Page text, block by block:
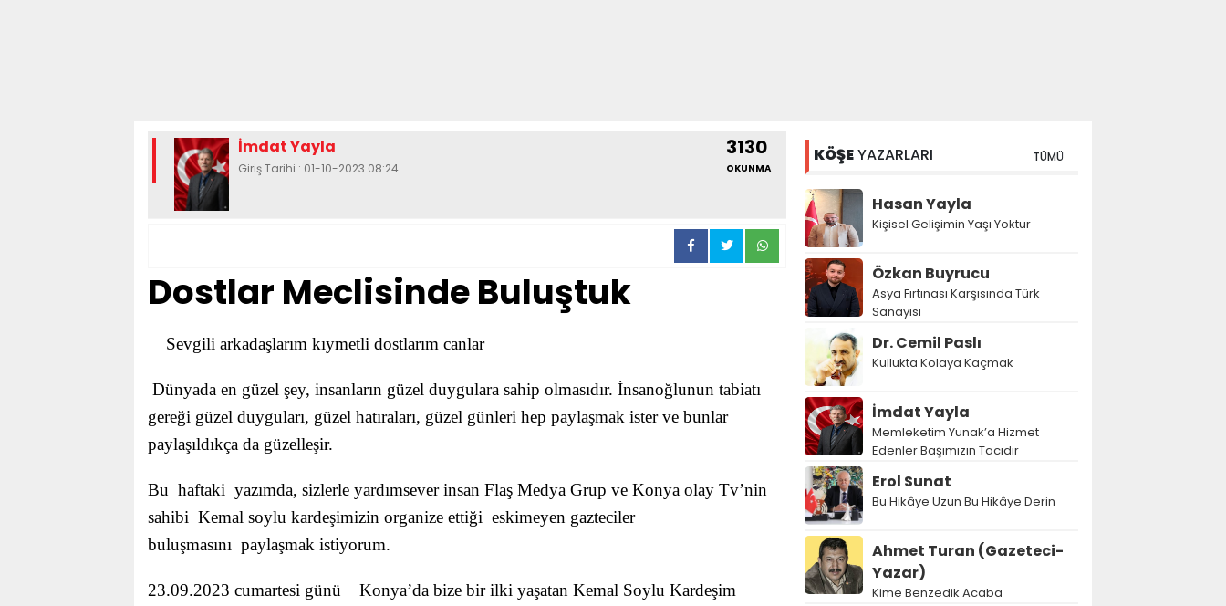
İmdat Yayla
Giriş Tarihi : 01-10-2023 08:24
3130
OKUNMA
Dostlar Meclisinde Buluştuk
Sevgili arkadaşlarım kıymetli dostlarım canlar
Dünyada en güzel şey, insanların güzel duygulara sahip olmasıdır. İnsanoğlunun tabiatı
gereği güzel duyguları, güzel hatıraları, güzel günleri hep paylaşmak ister ve bunlar
paylaşıldıkça da güzelleşir.
Bu haftaki yazımda, sizlerle yardımsever insan Flaş Medya Grup ve Konya olay Tv’nin
sahibi Kemal soylu kardeşimizin organize ettiği eskimeyen gazteciler
buluşmasını paylaşmak istiyorum.
23.09.2023 cumartesi günü Konya’da bize bir ilki yaşatan Kemal Soylu Kardeşim
KÖŞEYAZARLARI TÜMÜ
Hasan Yayla
Kişisel Gelişimin Yaşı Yoktur
Özkan Buyrucu
Asya Fırtınası Karşısında Türk
Sanayisi
Dr. Cemil Paslı
Kullukta Kolaya Kaçmak
İmdat Yayla
Memleketim Yunak’a Hizmet
Edenler Başımızın Tacıdır
Erol Sunat
Bu Hikâye Uzun Bu Hikâye Derin
Ahmet Turan (Gazeteci-
Yazar)
Kime Benzedik Acaba